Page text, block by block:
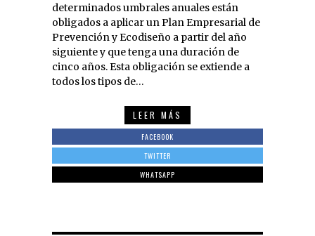
determinados umbrales anuales están
obligados a aplicar un Plan Empresarial de
Prevención y Ecodiseño a partir del año
siguiente y que tenga una duración de
cinco años. Esta obligación se extiende a
todos los tipos de…
LEER MÁS
FACEBOOK
TWITTER
WHATSAPP